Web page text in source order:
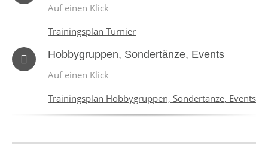
Auf einen Klick
Trainingsplan Turnier
Hobbygruppen, Sondertänze, Events
Auf einen Klick
Trainingsplan Hobbygruppen, Sondertänze, Events